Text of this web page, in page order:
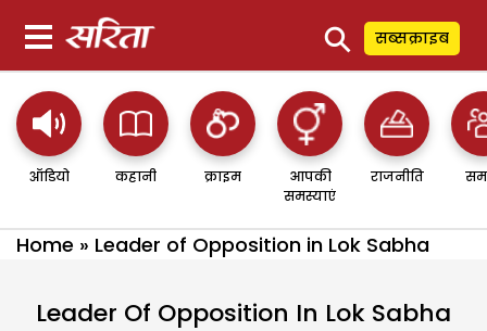
⚲ सब्सक्राइब
ऑडियो कहानी क्राइम
आपकी
समस्याएं
राजनीति
Home » Leader of Opposition in Lok Sabha
Leader Of Opposition In Lok Sabha